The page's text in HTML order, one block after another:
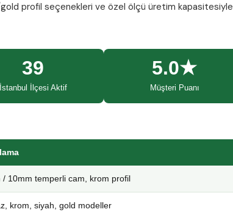
profil seçenekleri ve özel ölçü üretim kapasitesiyle
39
İstanbul İlçesi Aktif
5.0★
Müşteri Puanı
/ 10mm temperli cam, krom profil
krom, siyah, gold modeller